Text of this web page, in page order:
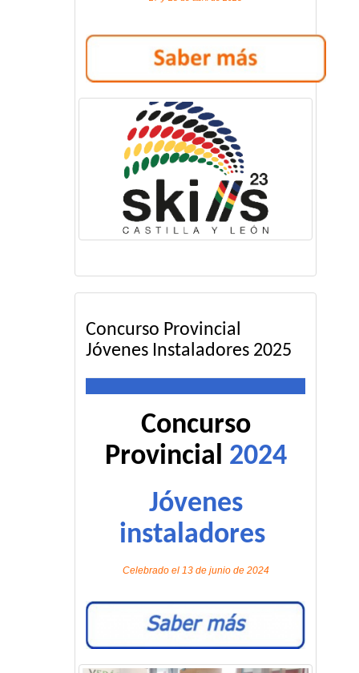
Concurso Provincial
Jóvenes Instaladores 2025
Concurso
Provincial 2024
Jóvenes
instaladores
Celebrado el 13 de junio de 2024